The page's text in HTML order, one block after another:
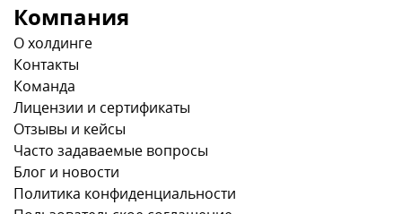
Компания
О холдинге
Контакты
Команда
Лицензии и сертификаты
Отзывы и кейсы
Часто задаваемые вопросы
Блог и новости
Политика конфиденциальности